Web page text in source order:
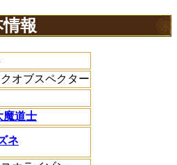
報
オブスペクター
魔道士
ネ